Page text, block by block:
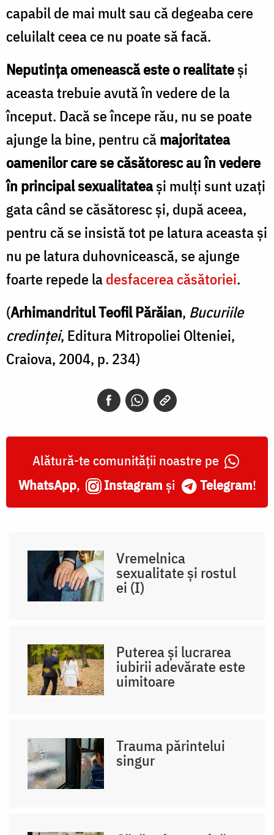
capabil de mai mult sau că degeaba cere
celuilalt ceea ce nu poate să facă.
Neputința omenească este o realitateși
aceasta trebuie avută în vedere de la
început. Dacă se începe rău, nu se poate
ajunge la bine, pentru cămajoritatea
oamenilor care se căsătoresc au în vedere
în principal sexualitateași mulți sunt uzați
gata când se căsătoresc și, după aceea,
pentru că se insistă tot pe latura aceasta și
nu pe latura duhovnicească, se ajunge
foarte repede ladesfacerea căsătoriei.
(Arhimandritul Teofil Părăian, Bucuriile
credinței, Editura Mitropoliei Olteniei,
Craiova, 2004, p. 234)
Alătură-te comunității noastre pe
WhatsApp, Instagram și Telegram!
Vremelnica
sexualitate și rostul
ei (I)
Puterea și lucrarea
iubirii adevărate este
uimitoare
Trauma părintelui
singur